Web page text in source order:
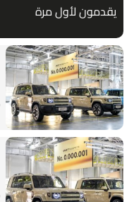
يقدمون لأول مرة